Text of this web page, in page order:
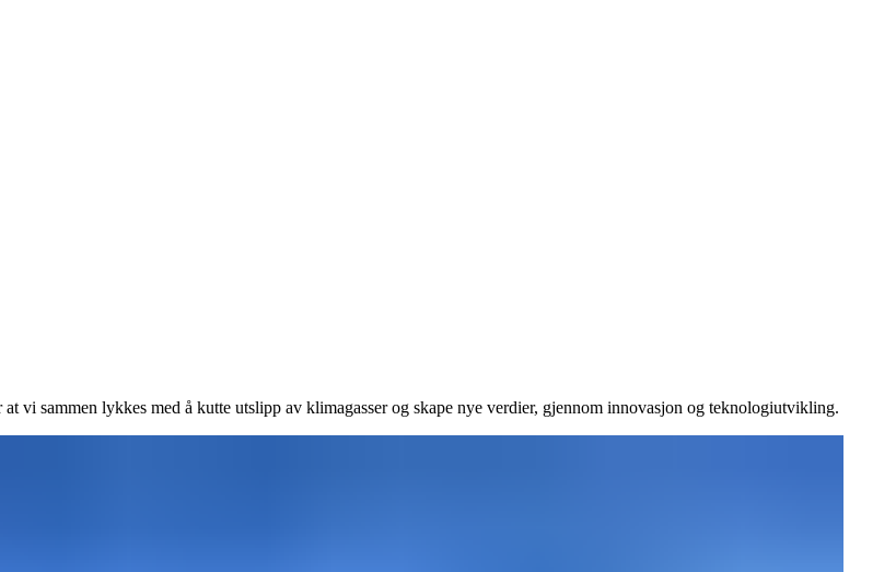
vi sammen lykkes med å kutte utslipp av klimagasser og skape nye verdier, gjennom innovasjon og teknologiutvikling.